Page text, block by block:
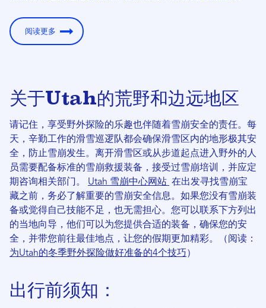
阅读更多
关于Utah的荒野和边远地区
请记住，享受野外探险的乐趣也伴随着雪崩安全的责任。每
天，辛勤工作的滑雪巡逻队都会确保滑雪区内的地形极其安
全，防止雪崩发生。离开滑雪区或从步道起点进入野外的人
员需要配备标准的雪崩救援装备，接受过雪崩培训，并应定
期咨询相关部门。 Utah 雪崩中心网站 在出发寻找雪崩宝
藏之前，务必了解重要的雪崩安全信息。如果您没有雪崩装
备或觉得自己技能不足，也无需担心。您可以联系下方列出
的当地向导，他们可以为您提供合适的装备，确保您的安
全，并带您前往最佳地点，让您的假期更加精彩。（阅读：
为Utah的冬季野外探险做好准备的4个技巧 ）
出行前须知：